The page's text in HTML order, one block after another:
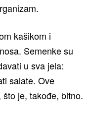
kašikom i
Semenke su
u sva jela:
salate. Ove
je, takođe, bitno.